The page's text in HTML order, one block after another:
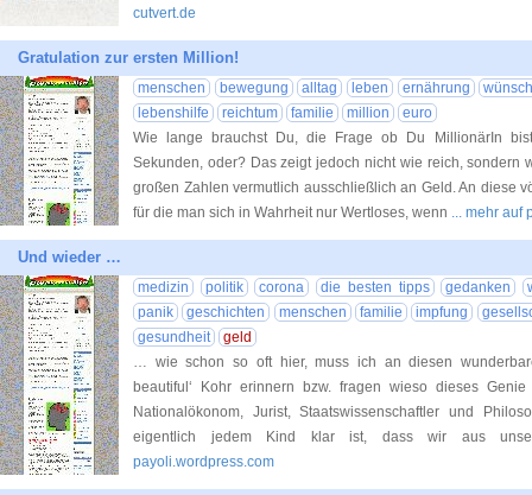
cutvert.de
Gratulation zur ersten Million!
menschen bewegung alltag leben ernährung
lebenshilfe
reichtum familie million
euro
Wie lange brauchst Du, die Frage ob Du MillionärIn
Sekunden, oder? Das zeigt jedoch nicht wie reich,
großen Zahlen vermutlich ausschließlich an Geld. An diese
für die man sich in Wahrheit nur Wertloses, wenn ... mehr auf
Und wieder …
medizin politik corona die besten tipps gedanken
panik
geschichten menschen familie impfung
gesundheit
geld
… wie schon so oft hier, muss ich an diesen
beautiful‘ Kohr erinnern bzw. fragen wieso dieses
Nationalökonom, Jurist, Staatswissenschaftler und
eigentlich jedem Kind klar ist, dass wir aus
payoli.wordpress.com